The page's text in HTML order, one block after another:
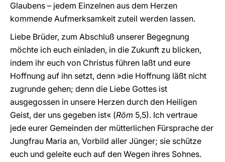
Glaubens – jedem Einzelnen aus dem Herzen
kommende Aufmerksamkeit zuteil werden lassen.
Liebe Brüder, zum Abschluß unserer Begegnung
möchte ich euch einladen, in die Zukunft zu blicken,
indem ihr euch von Christus führen laßt und eure
Hoffnung auf ihn setzt, denn »die Hoffnung läßt nicht
zugrunde gehen; denn die Liebe Gottes ist
ausgegossen in unsere Herzen durch den Heiligen
Geist, der uns gegeben ist« (Röm 5,5). Ich vertraue
jede eurer Gemeinden der mütterlichen Fürsprache der
Jungfrau Maria an, Vorbild aller Jünger; sie schütze
euch und geleite euch auf den Wegen ihres Sohnes.